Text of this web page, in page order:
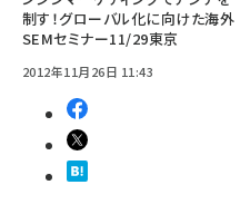
制す！グローバル化に向けた海外
SEMセミナー11/29東京
2012年11月26日 11:43